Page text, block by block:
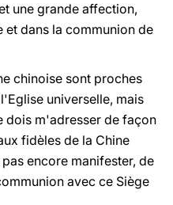
une grande affection,
et dans la communion de
chinoise sont proches
universelle, mais
dois m'adresser de façon
fidèles de la Chine
encore manifester, de
avec ce Siège